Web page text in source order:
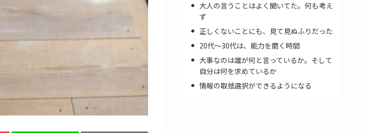
大人の言うことはよく聞いてた。何も考え
ず
正しくないことにも、見て見ぬふりだった
20代～30代は、能力を磨く時間
大事なのは誰が何と言っているか。そして
自分は何を求めているか
情報の取捨選択ができるようになる